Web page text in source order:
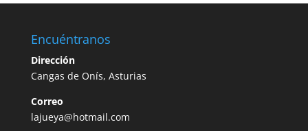
Encuéntranos
Dirección
Cangas de Onís, Asturias
Correo
lajueya@hotmail.com